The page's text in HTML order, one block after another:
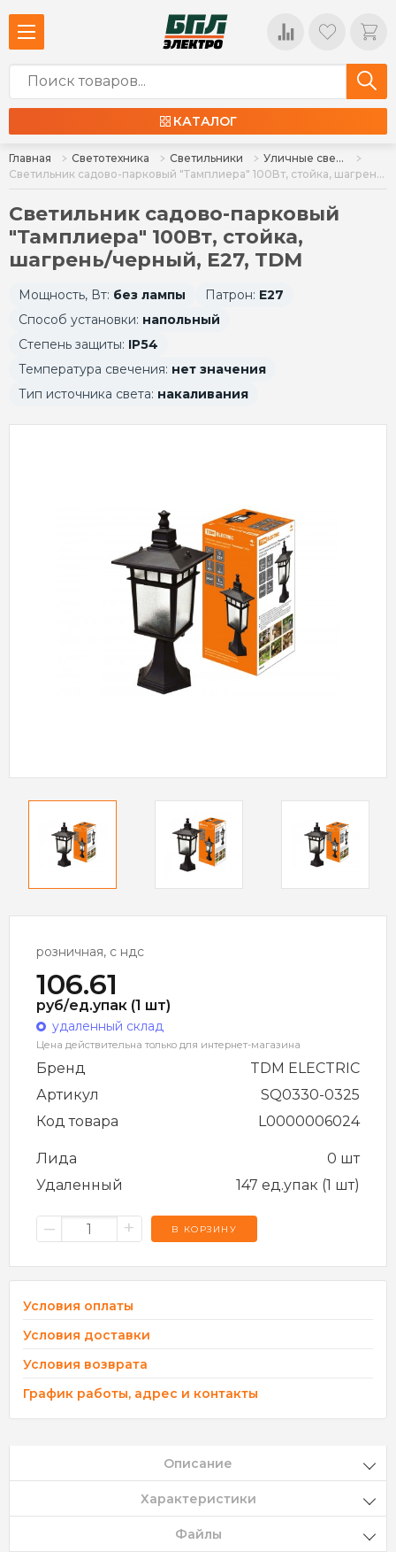
КАТАЛОГ
Главная Светотехника Светильники
Уличные светильники
Светильник садово-парковый "Тамплиера" 100Вт, стойка, шагрень/черный, Е27, TDM
Светильник садово-парковый
"Тамплиера" 100Вт, стойка,
шагрень/черный, Е27, TDM
Мощность, Вт: без лампы Патрон: E27
Способ установки: напольный
Степень защиты: IP54
Температура свечения: нет значения
Тип источника света: накаливания
розничная, с ндс
106.61
руб/ед.упак (1 шт)
удаленный склад
Цена действительна только для интернет-магазина
Бренд
TDM ELECTRIC
Артикул
SQ0330-0325
Код товара
L0000006024
Лида
0 шт
Удаленный
147 ед.упак (1 шт)
– + В КОРЗИНУ
Условия оплаты
Условия доставки
Условия возврата
График работы, адрес и контакты
Описание
Характеристики
Файлы